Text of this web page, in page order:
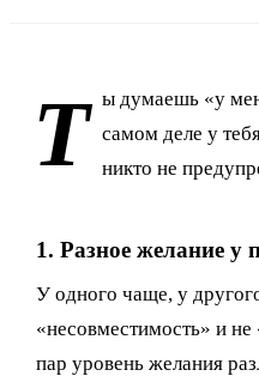
Т ы думаешь «у
самом деле у
никто не
1. Разное желание у
У одного чаще, у
«несовместимость» и
пар уровень желания